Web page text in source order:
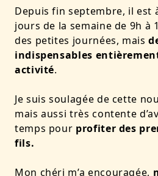
Depuis fin septembre, il est
jours de la semaine de 9h à
des petites journées, mais
indispensables
activité.
Je suis soulagée de cette
mais aussi très contente
temps pour profiter des
fils.
Mon chéri m’a encouragée,